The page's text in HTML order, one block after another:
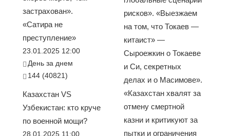
застрахован».
«Сатира не
преступление»
23.01.2025 12:00
День за днем
144 (40821)
Казахстан VS
Узбекистан: кто круче
по военной мощи?
28.01.2025 11:00
рисков». «Выезжаем
на том, что Токаев —
китаист» —
Сыроежкин о Токаеве
и Си, секретных
делах и о Масимове».
«Казахстан хвалят за
отмену смертной
казни и критикуют за
пытки и ограничения